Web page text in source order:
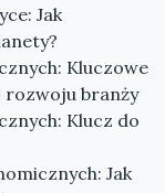
Jak
Kluczowe
branży
Klucz do
Jak